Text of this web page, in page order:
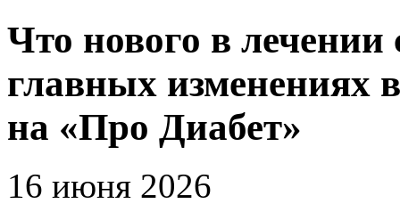
Что нового в лечении
главных изменениях
на «Про Диабет»
16 июня 2026